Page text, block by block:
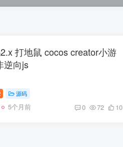
打地鼠 cocos creator小游
逆向js
源码
5个月前 0 72 10